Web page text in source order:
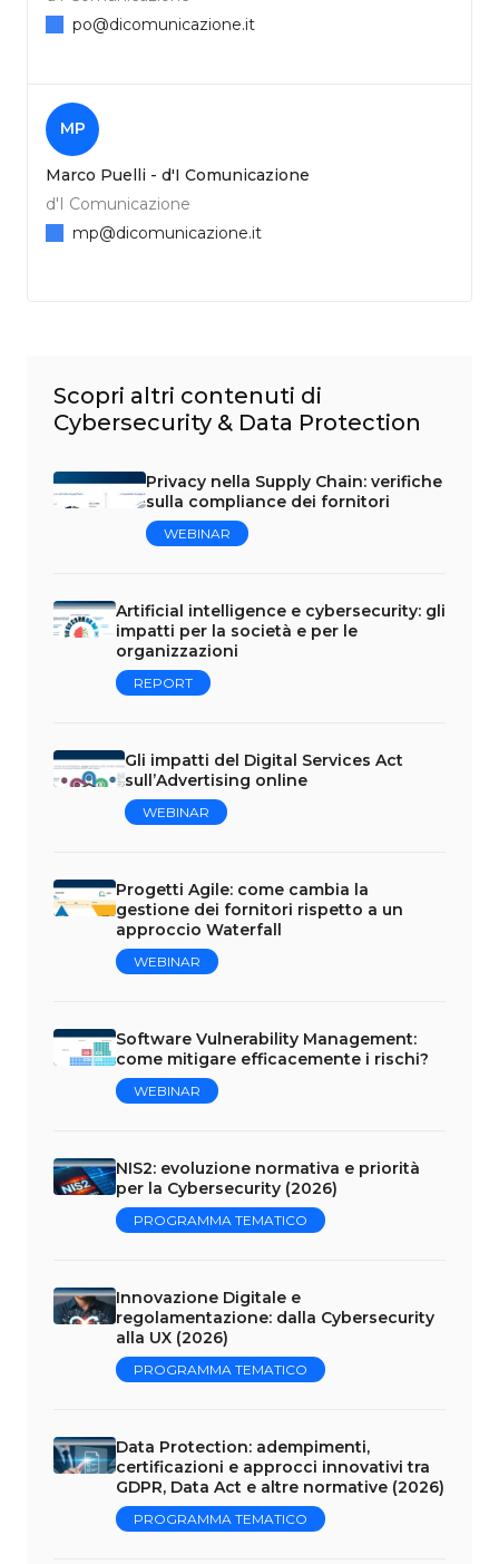
po@dicomunicazione.it
MP
Marco Puelli - d'I Comunicazione
d'I Comunicazione
mp@dicomunicazione.it
Scopri altri contenuti di
Cybersecurity & Data Protection
Privacy nella Supply Chain: verifiche
sulla compliance dei fornitori
WEBINAR
Artificial intelligence e cybersecurity: gli
impatti per la società e per le
organizzazioni
REPORT
Gli impatti del Digital Services Act
sull’Advertising online
WEBINAR
Progetti Agile: come cambia la
gestione dei fornitori rispetto a un
approccio Waterfall
WEBINAR
Software Vulnerability Management:
come mitigare efficacemente i rischi?
WEBINAR
NIS2: evoluzione normativa e priorità
per la Cybersecurity (2026)
PROGRAMMA TEMATICO
Innovazione Digitale e
regolamentazione: dalla Cybersecurity
alla UX (2026)
PROGRAMMA TEMATICO
Data Protection: adempimenti,
certificazioni e approcci innovativi tra
GDPR, Data Act e altre normative (2026)
PROGRAMMA TEMATICO